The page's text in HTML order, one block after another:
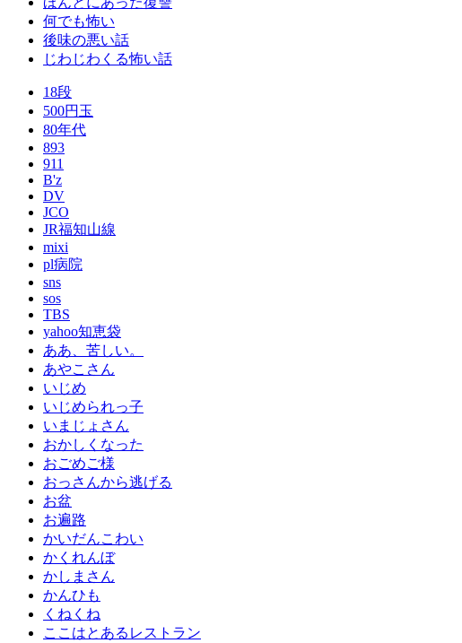
何でも怖い
後味の悪い話
じわじわくる怖い話
18段
500円玉
80年代
893
911
B'z
DV
JCO
JR福知山線
mixi
pl病院
sns
sos
TBS
yahoo知恵袋
ああ、苦しい。
あやこさん
いじめ
いじめられっ子
いまじょさん
おかしくなった
おごめご様
おっさんから逃げる
お盆
お遍路
かいだんこわい
かくれんぼ
かしまさん
かんひも
くねくね
ここはとあるレストラン